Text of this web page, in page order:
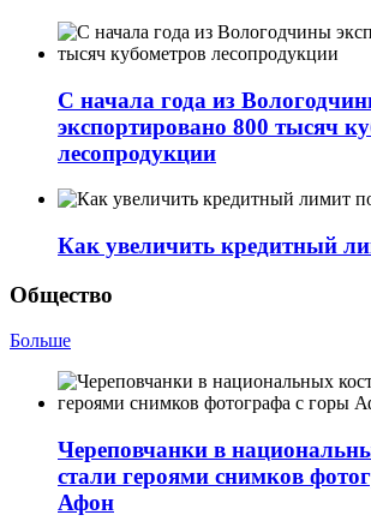
С начала года из
экспортировано 800 тысяч
лесопродукции
Как увеличить кредитный
Общество
Больше
Череповчанки в
стали героями снимков
Афон